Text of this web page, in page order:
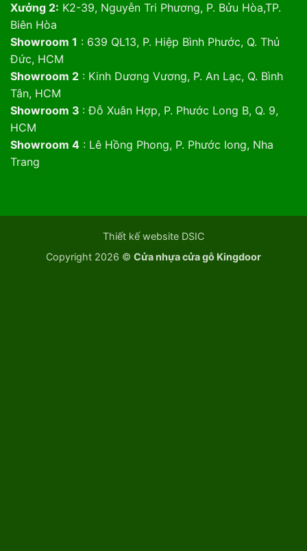
Xưởng 2: K2-39, Nguyễn Tri Phương, P. Bửu Hòa,TP.
Biên Hòa
Showroom 1 : 639 QL13, P. Hiệp Bình Phước, Q. Thủ
Đức, HCM
Showroom 2: Kinh Dương Vương, P. An Lạc, Q. Bình
Tân, HCM
Showroom 3 : Đỗ Xuân Hợp, P. Phước Long B, Q. 9,
HCM
Showroom 4: Lê Hồng Phong, P. Phước long, Nha
Trang
Thiết kế website DSIC
Copyright 2026 © Cửa nhựa cửa gỗ Kingdoor